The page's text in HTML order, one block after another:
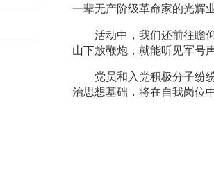
一辈无产阶级革命家的光辉
活动中，我们还前往瞻
山下放鞭炮，就能听见军号
党员和入党积极分子纷
治思想基础，将在自我岗位